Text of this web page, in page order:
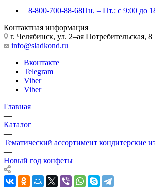
8-800-700-88-68Пн. – Пт.: с 9:00 до
Контактная информация
г. Челябинск, ул. 2–ая Потребительская, 8
info@sladkond.ru
Вконтакте
Telegram
Viber
Viber
Главная
—
Каталог
—
Тематический ассортимент кондитерские
—
Новый год конфеты